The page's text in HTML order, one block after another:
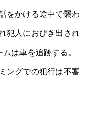
をかける途中で襲わ
犯人におびき出され
は車を追跡する。
ングでの犯行は不審